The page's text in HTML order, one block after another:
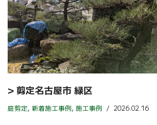
へ
ス
キ
ッ
プ
> 剪定名古屋市 緑区
庭剪定, 新着施工事例, 施工事例 2026.02.16